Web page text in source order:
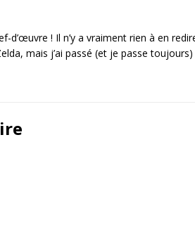
d’œuvre ! Il n’y a vraiment rien à en
mais j’ai passé (et je passe